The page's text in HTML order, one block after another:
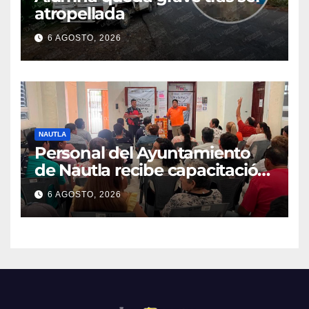
atropellada
6 AGOSTO, 2026
NAUTLA
Personal del Ayuntamiento
de Nautla recibe capacitación
en atención a emergencias
6 AGOSTO, 2026